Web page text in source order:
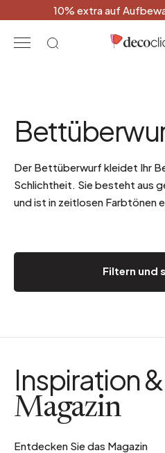
10% extra auf
Der Bettüberwurf kleidet Ihr
Schlichtheit. Sie besteht aus
und ist in zeitlosen Farbtönen
Filtern und
Inspiration &
Magazin
Entdecken Sie das Magazin